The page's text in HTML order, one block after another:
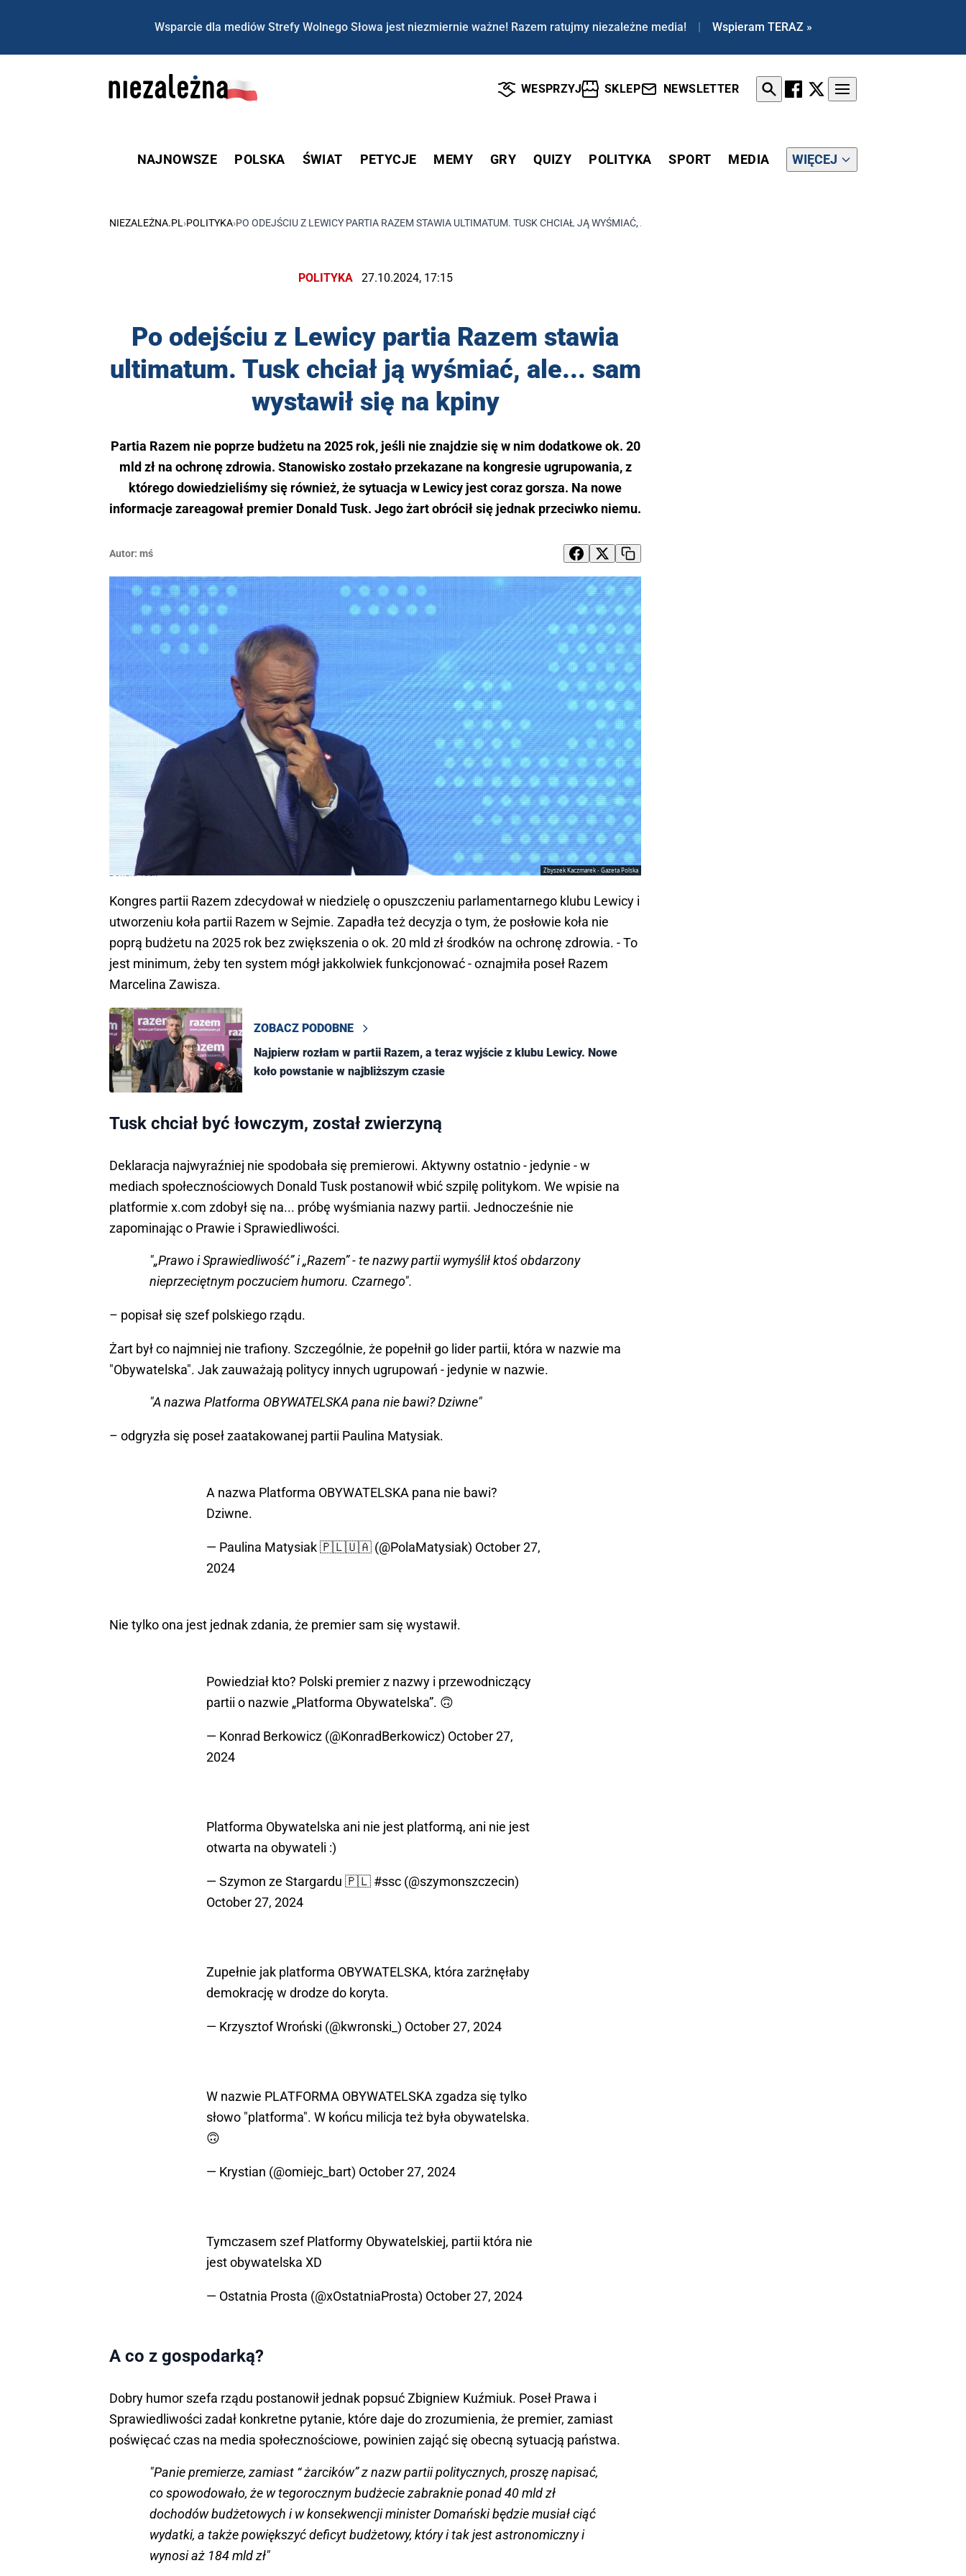
Wsparcie dla mediów Strefy Wolnego Słowa jest niezmiernie ważne! Razem ratujmy niezależne media! | Wspieram TERAZ »
WESPRZYJ SKLEP NEWSLETTER
NAJNOWSZE POLSKA ŚWIAT PETYCJE MEMY GRY QUIZY POLITYKA SPORT MEDIA WIĘCEJ
NIEZALEŻNA.PL ›POLITYKA›PO ODEJŚCIU Z LEWICY PARTIA RAZEM STAWIA ULTIMATUM. TUSK CHCIAŁ JĄ WYŚMIAĆ, ALE... SAM WYSTAWIŁ SIĘ NA KPINY
POLITYKA 27.10.2024, 17:15
Po odejściu z Lewicy partia Razem stawia
ultimatum. Tusk chciał ją wyśmiać, ale... sam
wystawił się na kpiny
Partia Razem nie poprze budżetu na 2025 rok, jeśli nie znajdzie się w nim dodatkowe ok. 20
mld zł na ochronę zdrowia. Stanowisko zostało przekazane na kongresie ugrupowania, z
którego dowiedzieliśmy się również, że sytuacja w Lewicy jest coraz gorsza. Na nowe
informacje zareagował premier Donald Tusk. Jego żart obrócił się jednak przeciwko niemu.
Autor: mś
Zbyszek Kaczmarek - Gazeta Polska
Donald Tusk
Kongres partii Razem zdecydował w niedzielę o opuszczeniu parlamentarnego klubu Lewicy i
utworzeniu koła partii Razem w Sejmie. Zapadła też decyzja o tym, że posłowie koła nie
poprą budżetu na 2025 rok bez zwiększenia o ok. 20 mld zł środków na ochronę zdrowia. - To
jest minimum, żeby ten system mógł jakkolwiek funkcjonować - oznajmiła poseł Razem
Marcelina Zawisza.
ZOBACZ PODOBNE
Najpierw rozłam w partii Razem, a teraz wyjście z klubu Lewicy. Nowe
koło powstanie w najbliższym czasie
Tusk chciał być łowczym, został zwierzyną
Deklaracja najwyraźniej nie spodobała się premierowi. Aktywny ostatnio - jedynie - w
mediach społecznościowych Donald Tusk postanowił wbić szpilę politykom. We wpisie na
platformie x.com zdobył się na... próbę wyśmiania nazwy partii. Jednocześnie nie
zapominając o Prawie i Sprawiedliwości.
"„Prawo i Sprawiedliwość” i „Razem” - te nazwy partii wymyślił ktoś obdarzony
nieprzeciętnym poczuciem humoru. Czarnego".
– popisał się szef polskiego rządu.
Żart był co najmniej nie trafiony. Szczególnie, że popełnił go lider partii, która w nazwie ma
"Obywatelska". Jak zauważają politycy innych ugrupowań - jedynie w nazwie.
"A nazwa Platforma OBYWATELSKA pana nie bawi? Dziwne"
– odgryzła się poseł zaatakowanej partii Paulina Matysiak.
A nazwa Platforma OBYWATELSKA pana nie bawi?
Dziwne.
— Paulina Matysiak 🇵🇱🇺🇦 (@PolaMatysiak) October 27,
2024
Nie tylko ona jest jednak zdania, że premier sam się wystawił.
Powiedział kto? Polski premier z nazwy i przewodniczący
partii o nazwie „Platforma Obywatelska”. 🙃
— Konrad Berkowicz (@KonradBerkowicz) October 27,
2024
Platforma Obywatelska ani nie jest platformą, ani nie jest
otwarta na obywateli :)
— Szymon ze Stargardu 🇵🇱 #ssc (@szymonszczecin)
October 27, 2024
Zupełnie jak platforma OBYWATELSKA, która zarżnęłaby
demokrację w drodze do koryta.
— Krzysztof Wroński (@kwronski_) October 27, 2024
W nazwie PLATFORMA OBYWATELSKA zgadza się tylko
słowo "platforma". W końcu milicja też była obywatelska.
🙃
— Krystian (@omiejc_bart) October 27, 2024
Tymczasem szef Platformy Obywatelskiej, partii która nie
jest obywatelska XD
— Ostatnia Prosta (@xOstatniaProsta) October 27, 2024
A co z gospodarką?
Dobry humor szefa rządu postanowił jednak popsuć Zbigniew Kuźmiuk. Poseł Prawa i
Sprawiedliwości zadał konkretne pytanie, które daje do zrozumienia, że premier, zamiast
poświęcać czas na media społecznościowe, powinien zająć się obecną sytuacją państwa.
"Panie premierze, zamiast “ żarcików” z nazw partii politycznych, proszę napisać,
co spowodowało, że w tegorocznym budżecie zabraknie ponad 40 mld zł
dochodów budżetowych i w konsekwencji minister Domański będzie musiał ciąć
wydatki, a także powiększyć deficyt budżetowy, który i tak jest astronomiczny i
wynosi aż 184 mld zł"